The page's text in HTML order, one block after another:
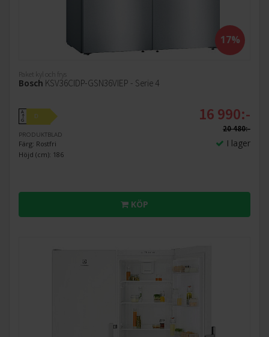
17%
Paket kyl och frys
Bosch KSV36CIDP-GSN36VIEP - Serie 4
A
↑
G
D
PRODUKTBLAD
Färg: Rostfri
Höjd (cm): 186
16 990:-
20 480:-
I lager
KÖP